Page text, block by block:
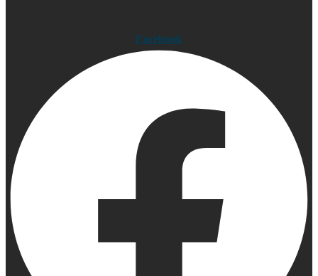
Facebook